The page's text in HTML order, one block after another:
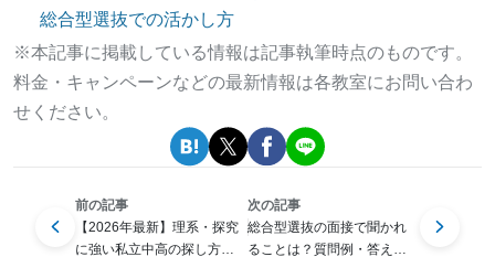
総合型選抜での活かし方
※本記事に掲載している情報は記事執筆時点のものです。
料金・キャンペーンなどの最新情報は各教室にお問い合わ
せください。
前の記事
【2026年最新】理系・探究
に強い私立中高の探し方｜
次の記事
総合型選抜の面接で聞かれ
ることは？質問例・答え